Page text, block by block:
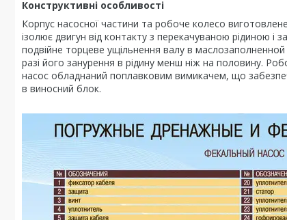
Конструктивні особливості
Корпус насосної частини та робоче колесо
ізолює двигун від контакту з перекачуваною рідиною і
подвійне торцеве ущільнення валу в
разі його занурення в рідину менш ніж на половину.
насос обладнаний поплавковим вимикачем, що
в виносний блок.